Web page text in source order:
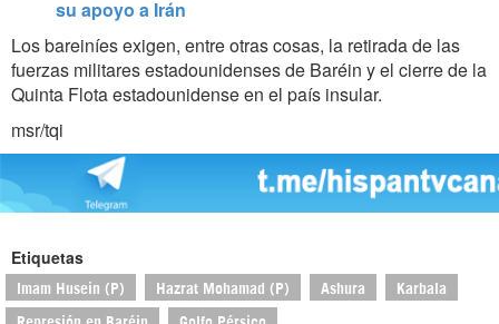
su apoyo a Irán
Los bareiníes exigen, entre otras cosas, la retirada de las
fuerzas militares estadounidenses de Baréin y el cierre de la
Quinta Flota estadounidense en el país insular.
msr/tqi
Etiquetas
Imam Husein (P) Hazrat Mohamad (P) Ashura Karbala
Represión en Baréin Golfo Pérsico